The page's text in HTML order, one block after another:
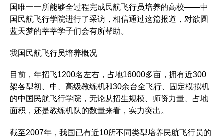
国唯一一所能够全过程完成民航飞行员培养的高校——中
国民航飞行学院进行了采访，相信通过这篇报道，对欲圆
蓝天梦的莘莘学子们会有所帮助。
我国民航飞行员培养概况
目前，年招飞1200名左右，占地16000多亩，拥有近300
架各型初、中、高级教练机和30余台全飞行、固定模拟机
的中国民航飞行学院，无论从招生规模、师资力量、占地
面积，还是教练机队的数量来看，实力突出。
截至2007年，我国已有近10所不同类型培养民航飞行员的